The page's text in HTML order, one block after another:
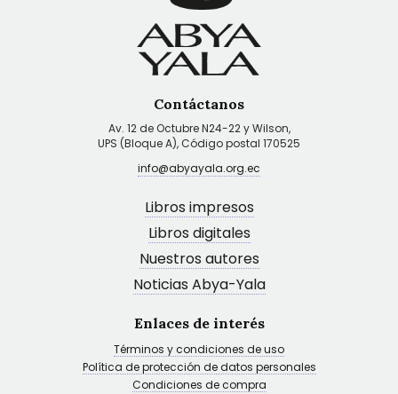
Contáctanos
Av. 12 de Octubre N24-22 y Wilson,
UPS (Bloque A), Código postal 170525
info@abyayala.org.ec
Libros impresos
Libros digitales
Nuestros autores
Noticias Abya-Yala
Enlaces de interés
Términos y condiciones de uso
Política de protección de datos personales
Condiciones de compra